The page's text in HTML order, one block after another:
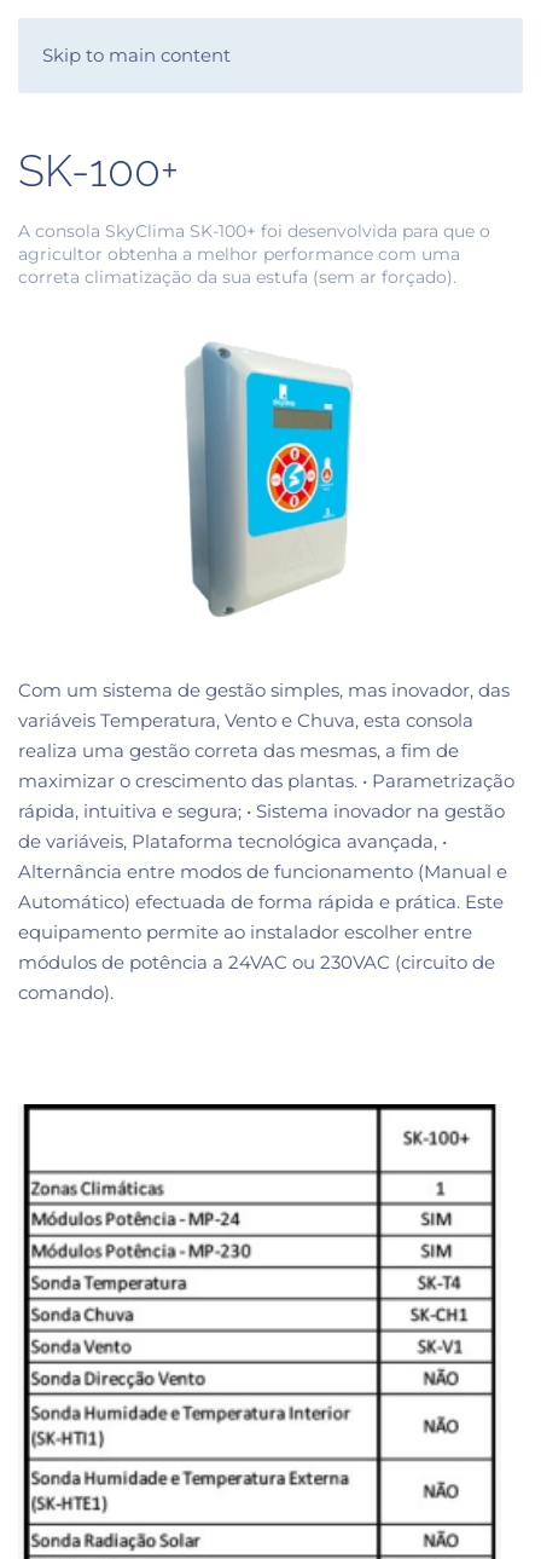
Skip to main content
SKYSYS
SK-100+
A consola SkyClima SK-100+ foi desenvolvida para que o
agricultor obtenha a melhor performance com uma
correta climatização da sua estufa (sem ar forçado).
Com um sistema de gestão simples, mas inovador, das
variáveis Temperatura, Vento e Chuva, esta consola
realiza uma gestão correta das mesmas, a fim de
maximizar o crescimento das plantas. • Parametrização
rápida, intuitiva e segura; • Sistema inovador na gestão
de variáveis, Plataforma tecnológica avançada, •
Alternância entre modos de funcionamento (Manual e
Automático) efectuada de forma rápida e prática. Este
equipamento permite ao instalador escolher entre
módulos de potência a 24VAC ou 230VAC (circuito de
comando).